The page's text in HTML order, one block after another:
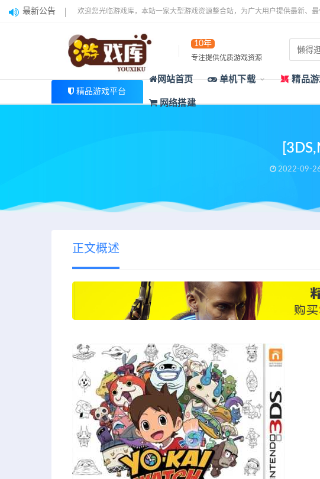
最新公告 欢迎您光临游戏库，本站一家大型游戏资源整合站，为广大用户提供最新、最
10年
专注提供优质游戏资源
精品游戏平台
网站首页 单机下载 精品
网络搭建
2022-09-
正文概述